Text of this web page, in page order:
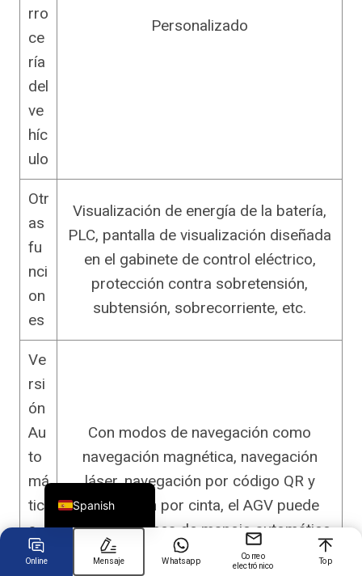
rro
ce
ría
del
ve
híc
ulo
Personalizado
Otr
as
fu
nci
on
es
Visualización de energía de la batería,
PLC, pantalla de visualización diseñada
en el gabinete de control eléctrico,
protección contra sobretensión,
subtensión, sobrecorriente, etc.
Ve
rsi
ón
Au
to
má
tic
a
–
Con modos de navegación como
navegación magnética, navegación
láser, navegación por código QR y
navegación por cinta, el AGV puede
lograr funciones de manejo automático.
Online Mensaje Whatsapp
Correo
electrónico
Top
Spanish
English
Japanese
French
Turkish
Arabic
Chinese